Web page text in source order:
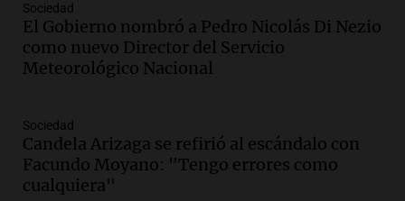
“Frenamos un saqueo de recursos”
Amamos Argentina
Episodios
Audio. Ahyre estuvo en el Estudio
nuevo tema a Cadena 3 Rosario.
Viva la Radio Rosario
Episodios
Audio.Cierre del Paso Internacional
Sociedad
El Gobierno nombró a Pedro Nicolás Di Nezio
como nuevo Director del Servicio
Meteorológico Nacional
Sociedad
Candela Arizaga se refirió al escándalo con
Facundo Moyano: "Tengo errores como
cualquiera"